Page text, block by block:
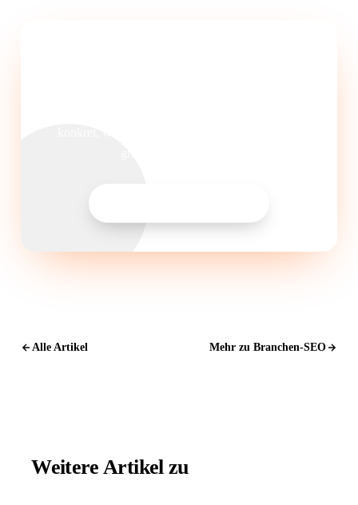
Alle Artikel Mehr zu Branchen-SEO
Weitere Artikel zu